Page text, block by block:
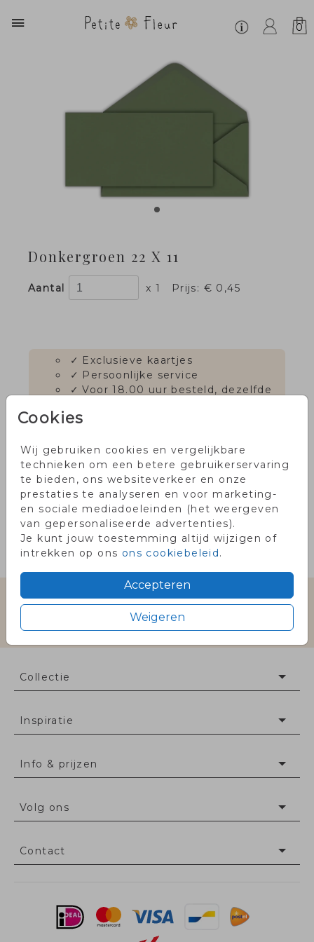
0
Cookies
Wij gebruiken cookies en vergelijkbare
technieken om een betere gebruikerservaring
te bieden, ons websiteverkeer en onze
prestaties te analyseren en voor marketing-
en sociale mediadoeleinden (het weergeven
van gepersonaliseerde advertenties).
Je kunt jouw toestemming altijd wijzigen of
intrekken op ons ons cookiebeleid.
Accepteren
Weigeren
Donkergroen 22 X 11
Aantal x 1 Prijs: € 0,45
✓ Exclusieve kaartjes
✓ Persoonlijke service
✓ Voor 18.00 uur besteld, dezelfde
✓ Onze klanten waarderen ons
OMSCHRIJVING
donkergroen 22 x 11
Prijs:€ 0,45 per 1
Gratis eerste proefkaartje met code
PROEF2026
Collectie
Inspiratie
Info & prijzen
Volg ons
Contact